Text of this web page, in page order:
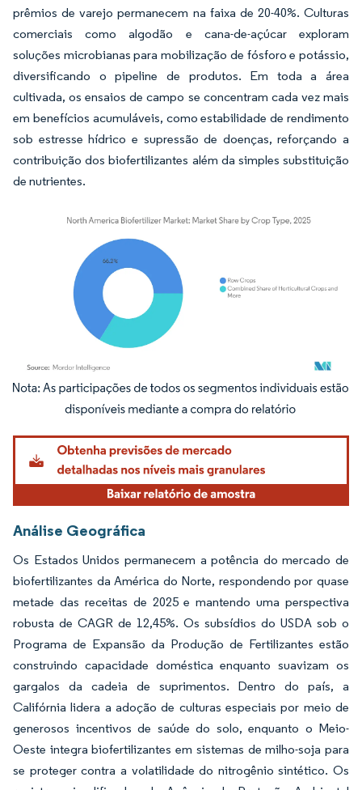
prêmios de varejo permanecem na faixa de 20-40%. Culturas
comerciais como algodão e cana-de-açúcar exploram
soluções microbianas para mobilização de fósforo e potássio,
diversificando o pipeline de produtos. Em toda a área
cultivada, os ensaios de campo se concentram cada vez mais
em benefícios acumuláveis, como estabilidade de rendimento
sob estresse hídrico e supressão de doenças, reforçando a
contribuição dos biofertilizantes além da simples substituição
de nutrientes.
Imagem © Mordor Intelligence. O reuso requer atribuição conforme CC BY 4.0.
Análise Geográfica
Os Estados Unidos permanecem a potência do mercado de
biofertilizantes da América do Norte, respondendo por quase
metade das receitas de 2025 e mantendo uma perspectiva
robusta de CAGR de 12,45%. Os subsídios do USDA sob o
Programa de Expansão da Produção de Fertilizantes estão
construindo capacidade doméstica enquanto suavizam os
gargalos da cadeia de suprimentos. Dentro do país, a
Califórnia lidera a adoção de culturas especiais por meio de
generosos incentivos de saúde do solo, enquanto o Meio-
Oeste integra biofertilizantes em sistemas de milho-soja para
se proteger contra a volatilidade do nitrogênio sintético. Os